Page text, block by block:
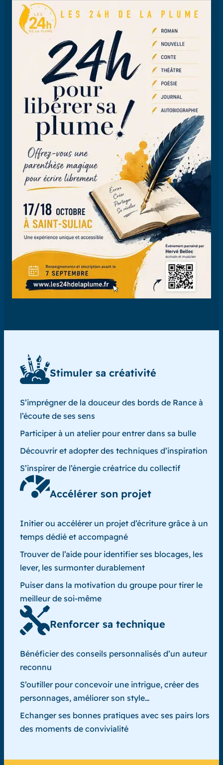
Stimuler sa créativité
S’imprégner de la douceur des bords de Rance à
l’écoute de ses sens
Participer à un atelier pour entrer dans sa bulle
Découvrir et adopter des techniques d’inspiration
S’inspirer de l’énergie créatrice du collectif
Accélérer son projet
Initier ou accélérer un projet d’écriture grâce à un
temps dédié et accompagné
Trouver de l’aide pour identifier ses blocages, les
lever, les surmonter durablement
Puiser dans la motivation du groupe pour tirer le
meilleur de soi-même
Renforcer sa technique
Bénéficier des conseils personnalisés d’un auteur
reconnu
S’outiller pour concevoir une intrigue, créer des
personnages, améliorer son style…
Echanger ses bonnes pratiques avec ses pairs lors
des moments de convivialité